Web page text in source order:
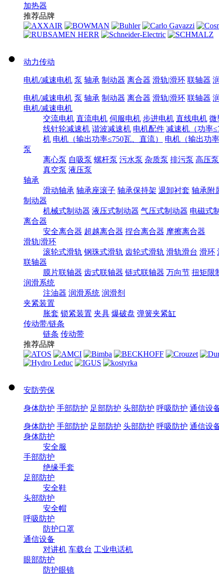
加热器
推荐品牌
动力传动
电机/减速电机 泵 轴承 制动器 离合器 滑轨|滑环 联轴器
电机/减速电机 泵 轴承 制动器 离合器 滑轨|滑环 联轴器
电机/减速电机
交流电机 直流电机 伺服电机 步进电机 直线电机 微
线针轮减速机 谐波减速机 电机配件 减速机（功率
机 电机（输出功率≤750瓦、直流）
电机（输出功
泵
离心泵 自吸泵 螺杆泵 污水泵 杂质泵 排污泵 高压泵
真空泵 液压泵
轴承
滑动轴承 轴承座滚子 轴承保持架 退卸衬套 轴承附
制动器
机械式制动器 液压式制动器 气压式制动器 电磁式
离合器
安全离合器 超越离合器 捏合离合器 摩擦离合器
滑轨|滑环
滚轮式滑轨 钢珠式滑轨 齿轮式滑轨 滑轨滑台 滑环
联轴器
膜片联轴器 齿式联轴器 链式联轴器 万向节 扭矩限
润滑系统
注油器 润滑系统 润滑剂
夹紧装置
胀套 锁紧装置 夹具 爆破盘 弹簧夹紧缸
传动带/链条
链条 传动带
推荐品牌
安防劳保
身体防护 手部防护 足部防护 头部防护 呼吸防护 通信设
身体防护 手部防护 足部防护 头部防护 呼吸防护 通信设
身体防护
安全服
手部防护
绝缘手套
足部防护
安全鞋
头部防护
安全帽
呼吸防护
防护口罩
通信设备
对讲机 车载台 工业电话机
眼部防护
防护眼镜